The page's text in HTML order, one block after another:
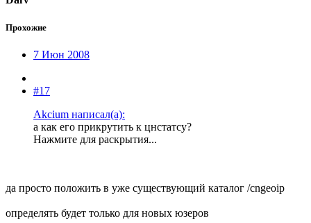
Прохожие
7 Июн 2008
#17
Akcium написал(а):
а как его прикрутить к цнстатсу?
Нажмите для раскрытия...
да просто положить в уже существующий каталог /cngeoip
определять будет только для новых юзеров